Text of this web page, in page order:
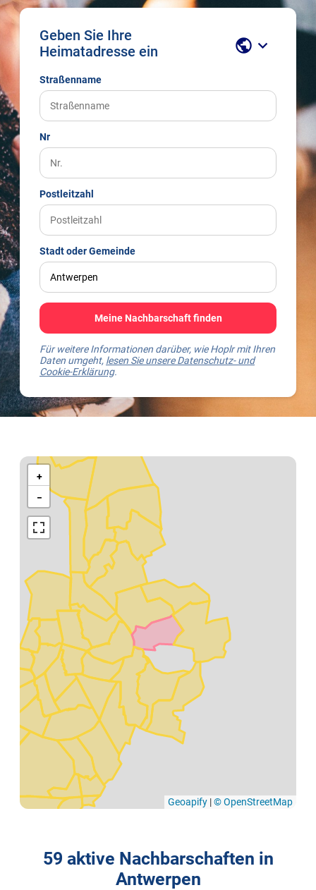
Geben Sie Ihre
Heimatadresse ein
public keyboard_arrow_down
Straßenname
Nr
Postleitzahl
Stadt oder Gemeinde
Meine Nachbarschaft finden
Für weitere Informationen darüber, wie Hoplr mit Ihren
Daten umgeht, lesen Sie unsere Datenschutz- und
Cookie-Erklärung.
Kaart
Antwerpen
+
−
Geoapify |© OpenStreetMap
59 aktive Nachbarschaften in
Antwerpen